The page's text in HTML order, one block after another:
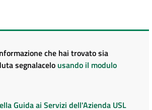
che hai trovato sia
segnalacelo usando il modulo
Guida ai Servizi dell'Azienda USL